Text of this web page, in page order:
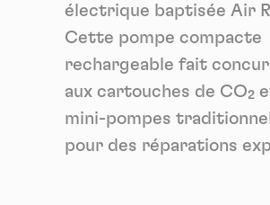
électrique baptisée Air
Cette pompe compacte
rechargeable fait
aux cartouches de CO₂
mini-pompes
pour des réparations